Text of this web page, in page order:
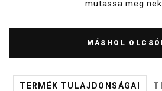
mutassa meg
MÁSHOL
TERMÉK TULAJDONSÁGAI